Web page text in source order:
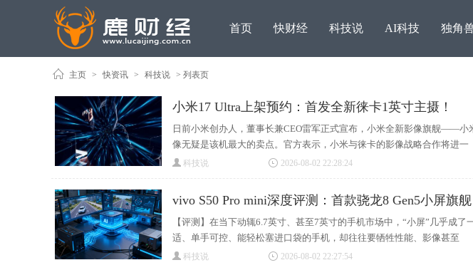
首页 快财经 科技说 AI科技 独角
主页 > 快资讯 > 科技说 > 列表页
小米17 Ultra上架预约：首发全新徕卡1英寸主摄！
日前小米创办人，董事长兼CEO雷军正式宣布，小米全新影像旗舰——小
像无疑是该机最大的卖点。官方表示，小米与徕卡的影像战略合作将进一
科技说 2026-08-02 22:28:24
vivo S50 Pro mini深度评测：首款骁龙8 Gen5小屏旗
【评测】在当下动辄6.7英寸、甚至7英寸的手机市场中，“小屏”几乎成
适、单手可控、能轻松塞进口袋的手机，却往往要牺牲性能、影像甚至
科技说 2026-08-02 22:27:54